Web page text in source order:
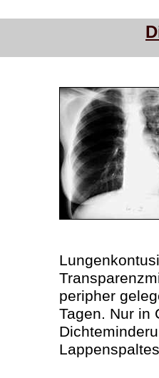
peripher
Tagen. Nur in